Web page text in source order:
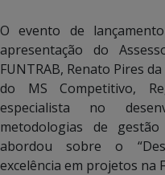
O evento de
apresentação do
FUNTRAB, Renato Pires
do MS Competitivo,
especialista no
metodologias de
abordou sobre o
excelência em projetos na